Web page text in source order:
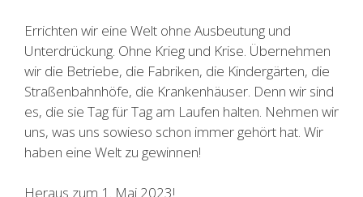
Errichten wir eine Welt ohne Ausbeutung und
Unterdrückung. Ohne Krieg und Krise. Übernehmen
wir die Betriebe, die Fabriken, die Kindergärten, die
Straßenbahnhöfe, die Krankenhäuser. Denn wir sind
es, die sie Tag für Tag am Laufen halten. Nehmen wir
uns, was uns sowieso schon immer gehört hat. Wir
haben eine Welt zu gewinnen!
Heraus zum 1. Mai 2023!